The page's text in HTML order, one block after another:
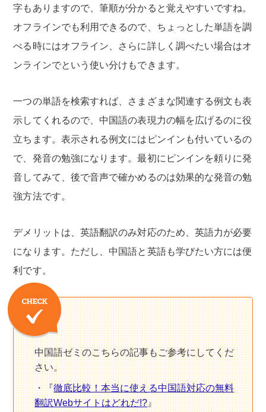
字もありますので、筆順が分かると覚えやすいですね。
オフラインでも利用できるので、ちょっとした単語を調
べる時にはオフライン、さらに詳しく調べたい場合はオ
ンラインでという使い分けもできます。
一つの単語を検索すれば、さまざまな関連する例文も表
示してくれるので、中国語の表現力の幅を広げるのに役
立ちます。表示される例文にはピンインも付いているの
で、発音の勉強になります。最初にピンインを頼りに発
音してみて、後で音声で確かめるのは効果的な発音の勉
強方法です。
デメリットは、英語翻訳のみ対応のため、英語力が必要
になります。ただし、中国語と英語も学びたい方には便
利です。
中国語ゼミのこちらの記事もご参考にしてくだ
さい。
『徹底比較！本当に使える中国語対応の無料
翻訳Webサイトはどれだ!?』